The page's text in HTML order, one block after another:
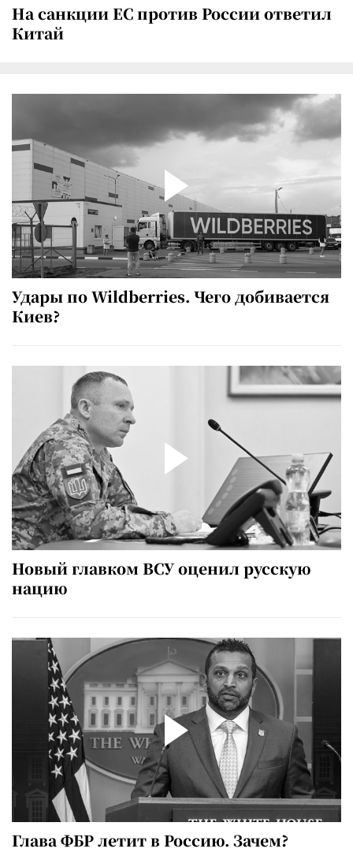
На санкции ЕС против России ответил
Китай
Удары по Wildberries. Чего добивается
Киев?
Новый главком ВСУ оценил русскую
нацию
Глава ФБР летит в Россию. Зачем?